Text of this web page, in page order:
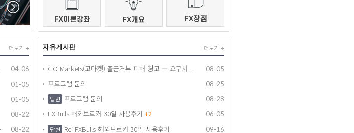
+ 1
04-06
01-05
01-05
08-22
08-22
더보기 + 자유게시판
GO Markets(고마켓) 출금거부 피해 경고 — 요구서류 전부 제출했는데도 15개월째 출금 안 해줍니다 08-05
프로그램 문의
08-25
답변 프로그램 문의 08-28
FXBulls 해외브로커 30일 사용후기+2
06-05
답변
Re: FXBulls 해외브로커 30일 사용후기 09-16
더보기 +